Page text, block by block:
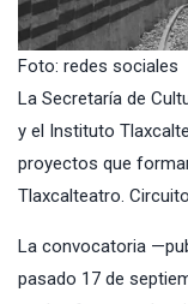
Foto: redes sociales
La Secretaría de
y el Instituto
proyectos que
Tlaxcalteatro.
La convocatoria
pasado 17 de